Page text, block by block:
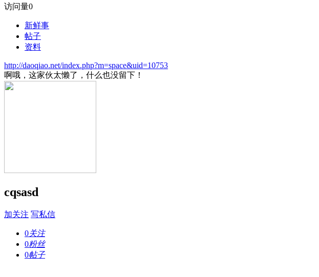
访问量0
新鲜事
帖子
资料
http://daoqiao.net/index.php?m=space&uid=10753
啊哦，这家伙太懒了，什么也没留下！
cqsasd
加关注 写私信
0关注
0粉丝
0帖子